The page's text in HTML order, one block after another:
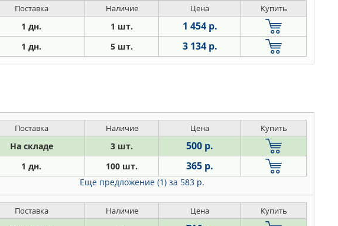
Поставка Наличие Цена Купить
1 дн. 1 шт. 1 454 р.
1 дн. 5 шт. 3 134 р.
Поставка Наличие Цена Купить
На складе 3 шт. 500 р.
1 дн. 100 шт. 365 р.
Еще предложение (1) за 583 р.
Поставка Наличие Цена Купить